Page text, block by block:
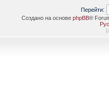
Перейти:
Создано на основе phpBB®
[